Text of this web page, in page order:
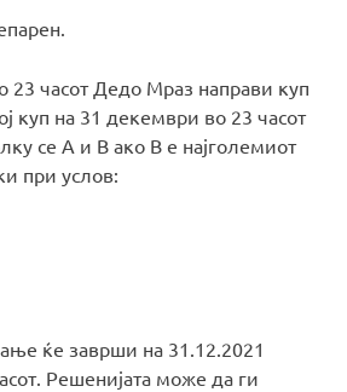
часот Дедо Mраз направи куп
куп на 31 декември во 23 часот
се А и В ако В е најголемиот
при услов:
ќе заврши на 31.12.2021
Решенијата може да ги